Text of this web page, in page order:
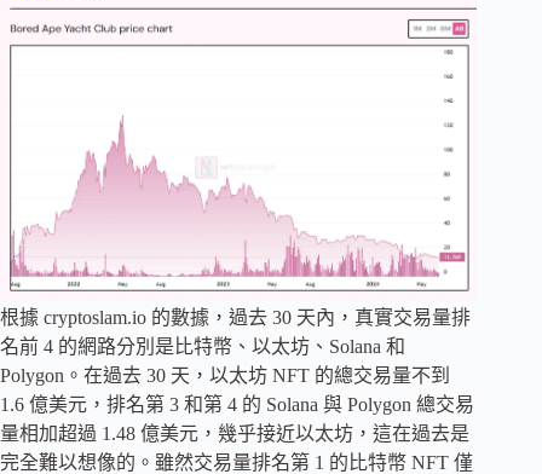
根據 cryptoslam.io 的數據，過去 30 天內，真實交易量排
名前 4 的網路分別是比特幣、以太坊、Solana 和
Polygon。在過去 30 天，以太坊 NFT 的總交易量不到
1.6 億美元，排名第 3 和第 4 的 Solana 與 Polygon 總交易
量相加超過 1.48 億美元，幾乎接近以太坊，這在過去是
完全難以想像的。雖然交易量排名第 1 的比特幣 NFT 僅